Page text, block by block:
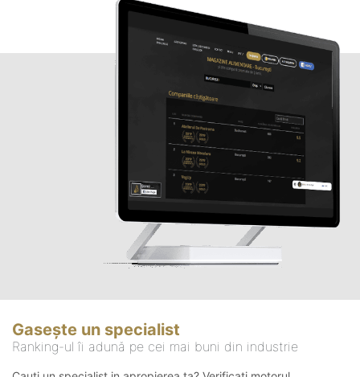
Gasește un specialist
Ranking-ul îi adună pe cei mai buni din industrie